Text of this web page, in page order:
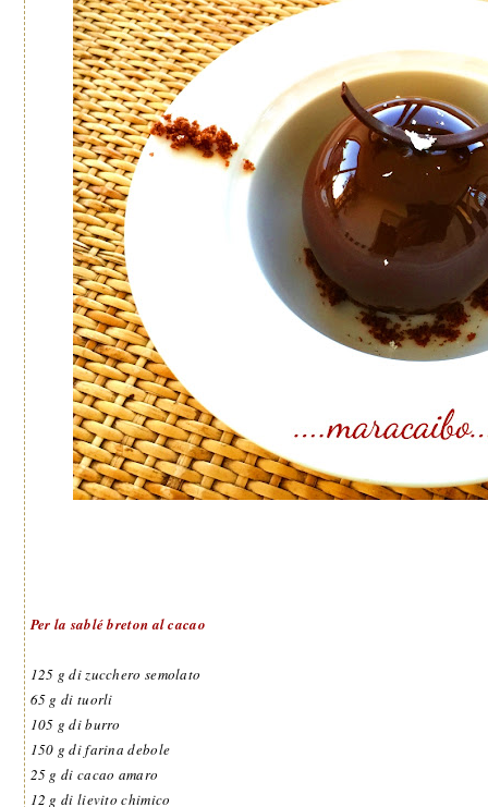
Per la sablé breton al cacao
125 g di zucchero semolato
65 g di tuorli
105 g di burro
150 g di farina debole
25 g di cacao amaro
12 g di lievito chimico